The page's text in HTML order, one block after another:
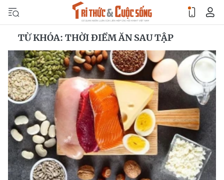
TỪ KHÓA: THỜI ĐIỂM ĂN SAU TẬP